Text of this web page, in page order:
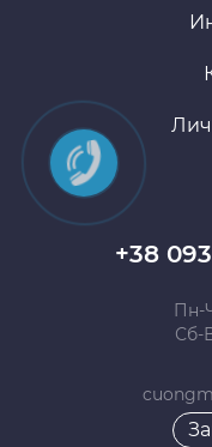
+38
Пн-
Сб-